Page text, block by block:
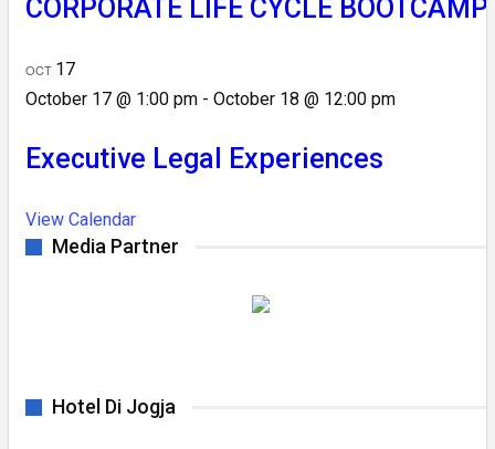
CORPORATE LIFE CYCLE BOOTCAMP
OCT 17
October 17 @ 1:00 pm - October 18 @ 12:00 pm
Executive Legal Experiences
View Calendar
Media Partner
Hotel Di Jogja